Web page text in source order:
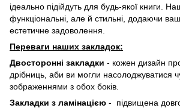
ідеально підійдуть для будь-якої книги.
функціональні, але й стильні, додаючи
естетичне задоволення.
Переваги наших закладок:
Двосторонні закладки - кожен дизайн
дрібниць, аби ви могли насолоджуватися
зображеннями з обох боків.
Закладки з ламінацією - підвищена